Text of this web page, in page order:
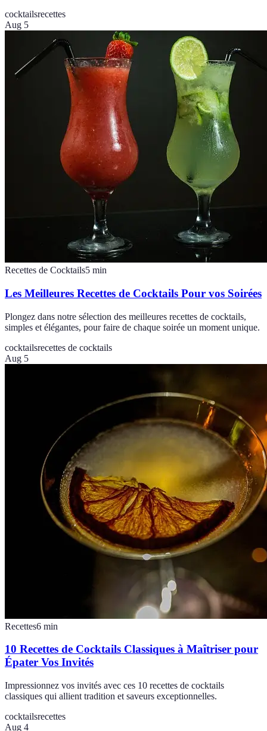
cocktailsrecettes
Aug 5
Recettes de Cocktails5 min
Les Meilleures Recettes de Cocktails Pour vos Soirées
Plongez dans notre sélection des meilleures recettes de cocktails,
simples et élégantes, pour faire de chaque soirée un moment unique.
cocktailsrecettes de cocktails
Aug 5
Recettes6 min
10 Recettes de Cocktails Classiques à Maîtriser pour
Épater Vos Invités
Impressionnez vos invités avec ces 10 recettes de cocktails
classiques qui allient tradition et saveurs exceptionnelles.
cocktailsrecettes
Aug 4